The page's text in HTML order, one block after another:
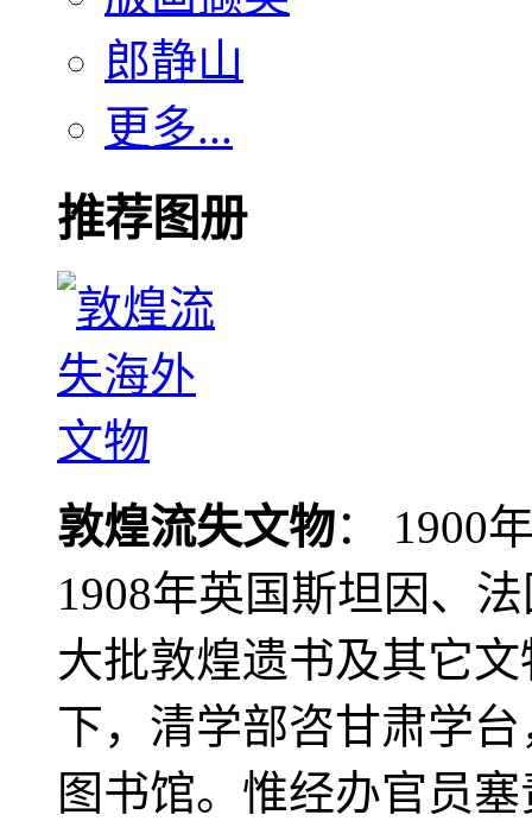
郎静山
更多...
推荐图册
敦煌流失文物： 1900
1908年英国斯坦因、
大批敦煌遗书及其它
下，清学部咨甘肃学
图书馆。惟经办官员